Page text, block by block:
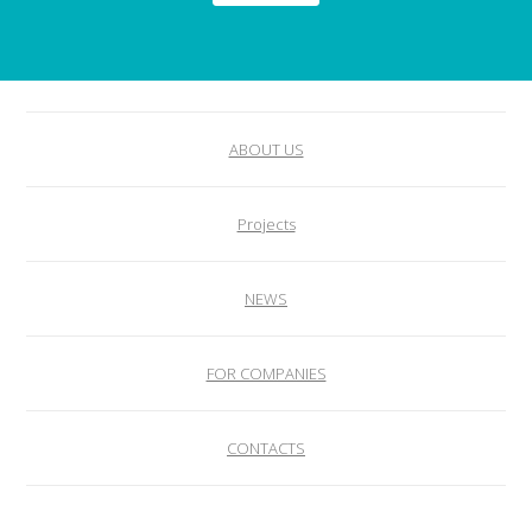
ABOUT US
Projects
NEWS
FOR COMPANIES
CONTACTS